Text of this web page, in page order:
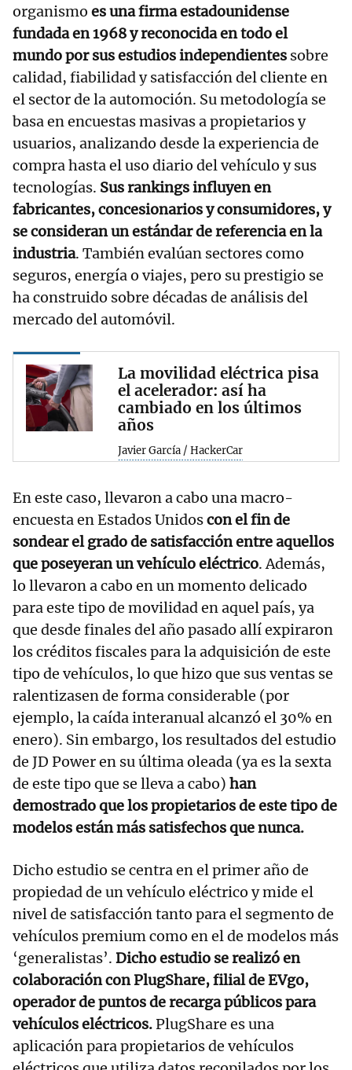
organismo es una firma estadounidense
fundada en 1968 y reconocida en todo el
mundo por sus estudios independientes sobre
calidad, fiabilidad y satisfacción del cliente en
el sector de la automoción. Su metodología se
basa en encuestas masivas a propietarios y
usuarios, analizando desde la experiencia de
compra hasta el uso diario del vehículo y sus
tecnologías. Sus rankings influyen en
fabricantes, concesionarios y consumidores, y
se consideran un estándar de referencia en la
industria. También evalúan sectores como
seguros, energía o viajes, pero su prestigio se
ha construido sobre décadas de análisis del
mercado del automóvil.
La movilidad eléctrica pisa
el acelerador: así ha
cambiado en los últimos
años
Javier García / HackerCar
En este caso, llevaron a cabo una macro-
encuesta en Estados Unidoscon el fin de
sondear el grado de satisfacción entre aquellos
que poseyeran un vehículo eléctrico. Además,
lo llevaron a cabo en un momento delicado
para este tipo de movilidad en aquel país, ya
que desde finales del año pasado allí expiraron
los créditos fiscales para la adquisición de este
tipo de vehículos, lo que hizo que sus ventas se
ralentizasen de forma considerable (por
ejemplo, la caída interanual alcanzó el 30% en
enero). Sin embargo, los resultados del estudio
de JD Power en su última oleada (ya es la sexta
de este tipo que se lleva a cabo) han
demostrado que los propietarios de este tipo de
modelos están más satisfechos que nunca.
Dicho estudio se centra en el primer año de
propiedad de un vehículo eléctrico y mide el
nivel de satisfacción tanto para el segmento de
vehículos premium como en el de modelos más
‘generalistas’. Dicho estudio se realizó en
colaboración con PlugShare, filial de EVgo,
operador de puntos de recarga públicos para
vehículos eléctricos.PlugShare es una
aplicación para propietarios de vehículos